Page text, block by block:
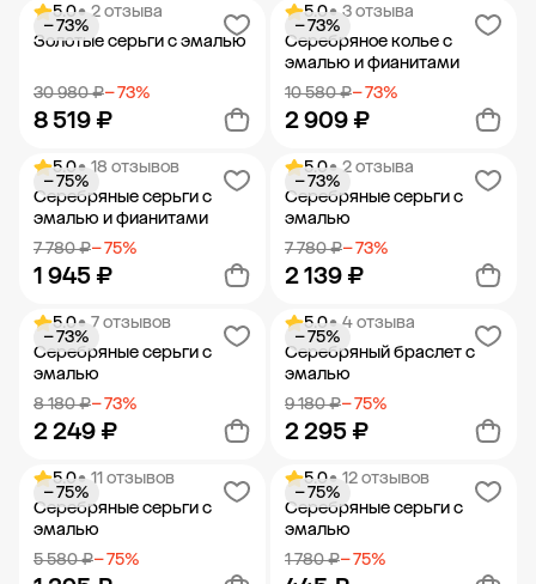
Добавить в корзину Добавить в корзину
5.0• 2 отзыва
Золотые серьги с эмалью
30 980 ₽− 73%
8 519 ₽
− 73%
Добавить в корзину
5.0• 3 отзыва
Серебряное колье с
эмалью и фианитами
10 580 ₽− 73%
2 909 ₽
− 73%
Добавить в корзину
5.0• 18 отзывов
Серебряные серьги с
эмалью и фианитами
7 780 ₽− 75%
1 945 ₽
− 75%
Добавить в корзину
5.0• 2 отзыва
Серебряные серьги с
эмалью
7 780 ₽− 73%
2 139 ₽
− 73%
Добавить в корзину
5.0• 7 отзывов
Серебряные серьги с
эмалью
8 180 ₽− 73%
2 249 ₽
− 73%
Добавить в корзину
5.0• 4 отзыва
Серебряный браслет с
эмалью
9 180 ₽− 75%
2 295 ₽
− 75%
Добавить в корзину
5.0• 11 отзывов
Серебряные серьги с
эмалью
5 580 ₽− 75%
− 75%
5.0• 12 отзывов
Серебряные серьги с
эмалью
1 780 ₽− 75%
− 75%